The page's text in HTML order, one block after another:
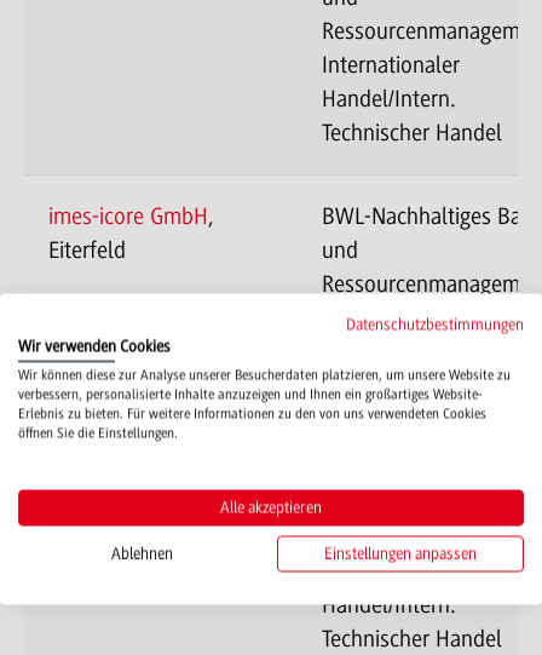
Internationaler
Handel/Intern.
Technischer Handel
imes-icore GmbH,
Eiterfeld
BWL-Nachhaltiges
und
Internationaler
Technischer Handel
Internationaler
Handel/Intern.
Technischer Handel
Datenschutzbestimmungen
Wir verwenden Cookies
Wir können diese zur Analyse unserer Besucherdaten platzieren, um unsere Website zu
verbessern, personalisierte Inhalte anzuzeigen und Ihnen ein großartiges Website-
Erlebnis zu bieten. Für weitere Informationen zu den von uns verwendeten Cookies
öffnen Sie die Einstellungen.
Alle akzeptieren
Ablehnen Einstellungen anpassen